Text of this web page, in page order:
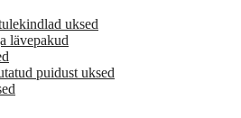
uksed
lävepakud
puidust uksed